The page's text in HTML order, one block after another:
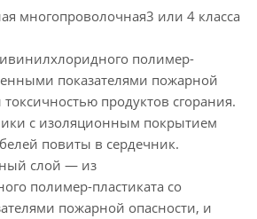
многопроволочная3 или 4 класса
полимер-
показателями пожарной
продуктов сгорания.
с изоляционным покрытием
повиты в сердечник.
слой — из
полимер-пластиката со
пожарной опасности, и